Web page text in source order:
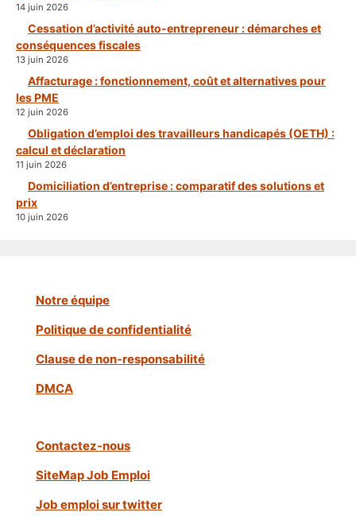
14 juin 2026
Cessation d’activité auto-entrepreneur : démarches et
conséquences fiscales
13 juin 2026
Affacturage : fonctionnement, coût et alternatives pour
les PME
12 juin 2026
Obligation d’emploi des travailleurs handicapés (OETH) :
calcul et déclaration
11 juin 2026
Domiciliation d’entreprise : comparatif des solutions et
prix
10 juin 2026
Notre équipe
Politique de confidentialité
Clause de non-responsabilité
DMCA
Contactez-nous
SiteMap Job Emploi
Job emploi sur twitter